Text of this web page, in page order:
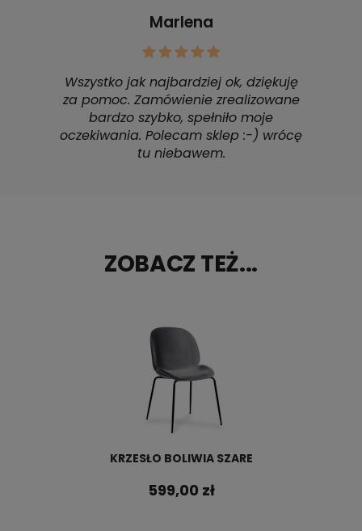
Marlena
Wszystko jak najbardziej ok, dziękuję
za pomoc. Zamówienie zrealizowane
bardzo szybko, spełniło moje
oczekiwania. Polecam sklep :-) wrócę
tu niebawem.
ZOBACZ TEŻ...
KRZESŁO BOLIWIA SZARE
599,00 zł